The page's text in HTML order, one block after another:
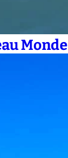
Monde